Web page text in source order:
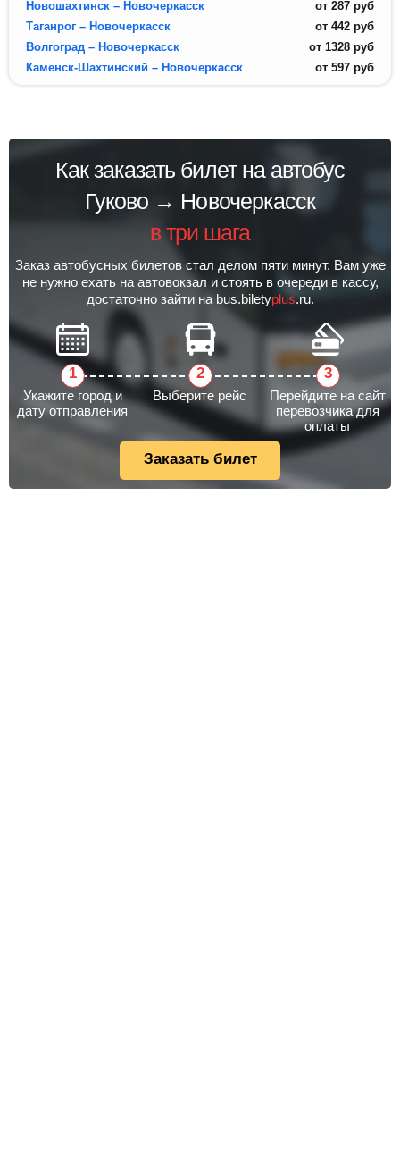
Новошахтинск – Новочеркасск
от 287 руб
Таганрог – Новочеркасск
от 442 руб
Волгоград – Новочеркасск
от 1328 руб
Каменск-Шахтинский – Новочеркасск
от 597 руб
Как заказать билет на автобус
Гуково → Новочеркасск
в три шага
Заказ автобусных билетов стал делом пяти минут. Вам уже
не нужно ехать на автовокзал и стоять в очереди в кассу,
достаточно зайти на bus.biletyplus.ru.
Укажите город и
дату отправления
Выберите рейс
Перейдите на сайт
перевозчика для
оплаты
Заказать билет